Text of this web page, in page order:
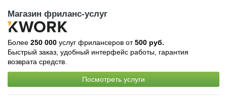
Магазин фриланс-услуг
Более 250 000 услуг фрилансеров от500 руб.
Быстрый заказ, удобный интерфейс работы, гарантия
возврата средств.
Посмотреть услуги